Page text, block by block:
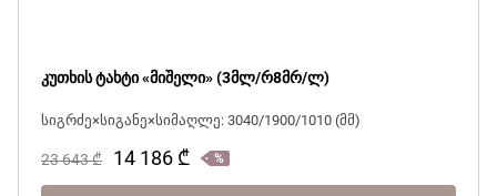
კუთხის ტახტი «მიშელი» (3მლ/რ8მრ/ლ)
სიგრძე×სიგანე×სიმაღლე: 3040/1900/1010 (მმ)
23 643₾ 14 186 ₾